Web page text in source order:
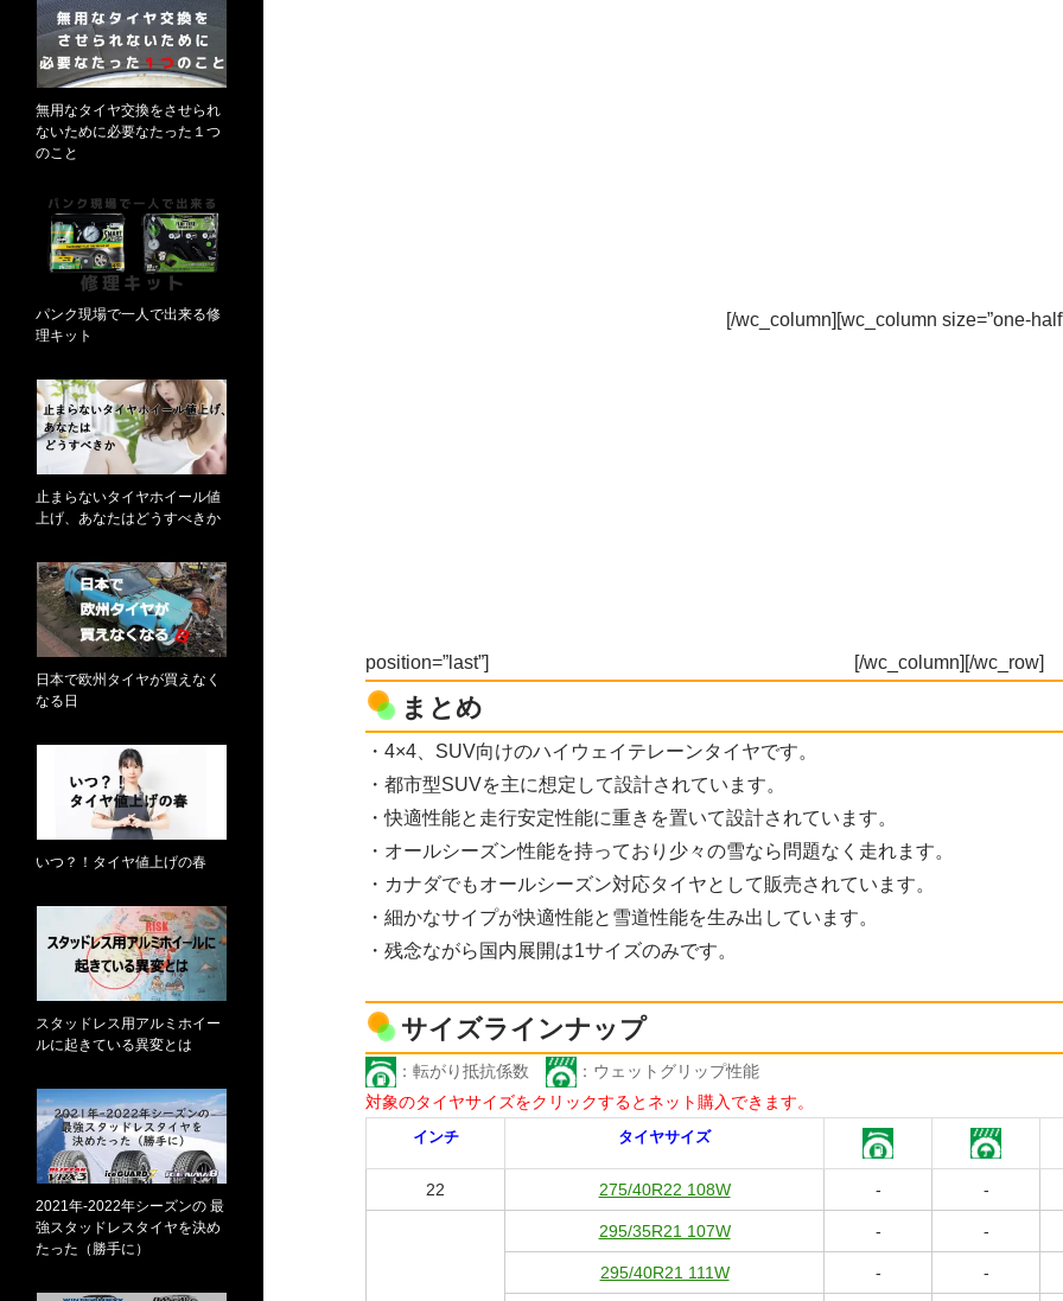
[/wc_column][wc_column size=”one-
position=”last”] [/wc_column][/wc_row]
まとめ
・4×4、SUV向けのハイウェイテレーンタイヤです。
・都市型SUVを主に想定して設計されています。
・快適性能と走行安定性能に重きを置いて設計されています。
・オールシーズン性能を持っており少々の雪なら問題なく走れます。
・カナダでもオールシーズン対応タイヤとして販売されています。
・細かなサイプが快適性能と雪道性能を生み出しています。
・残念ながら国内展開は1サイズのみです。
サイズラインナップ
：転がり抵抗係数
：ウェットグリップ性能
対象のタイヤサイズをクリックするとネット購入できます。
インチ タイヤサイズ
22 275/40R22 108W - -
295/35R21 107W - -
295/40R21 111W - -
無用なタイヤ交換をさせられ
ないために必要なたった１つ
のこと
パンク現場で一人で出来る修
理キット
止まらないタイヤホイール値
上げ、あなたはどうすべきか
日本で欧州タイヤが買えなく
なる日
いつ？！タイヤ値上げの春
スタッドレス用アルミホイー
ルに起きている異変とは
2021年-2022年シーズンの 最
強スタッドレスタイヤを決め
たった（勝手に）